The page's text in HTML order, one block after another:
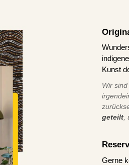
Kunst
Wir
geteilt,
Gerne